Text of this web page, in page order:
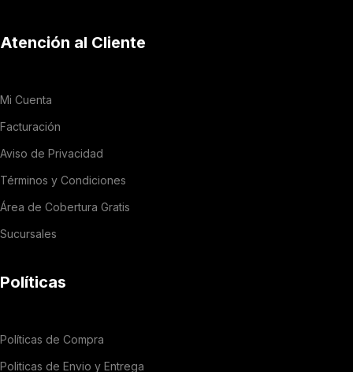
Atención al Cliente
Mi Cuenta
Facturación
Aviso de Privacidad
Términos y Condiciones
Área de Cobertura Gratis
Sucursales
Políticas
Políticas de Compra
Politicas de Envio y Entrega